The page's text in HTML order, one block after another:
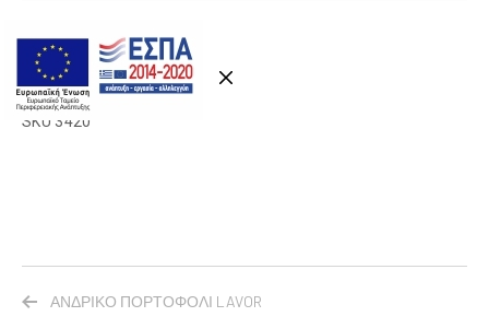
Περιγραφή
SKU 3420
ΑΝΔΡΙΚΟ ΠΟΡΤΟΦΟΛΙ LAVOR